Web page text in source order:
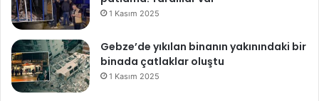
1 Kasım 2025
Gebze’de yıkılan binanın yakınındaki bir
binada çatlaklar oluştu
1 Kasım 2025